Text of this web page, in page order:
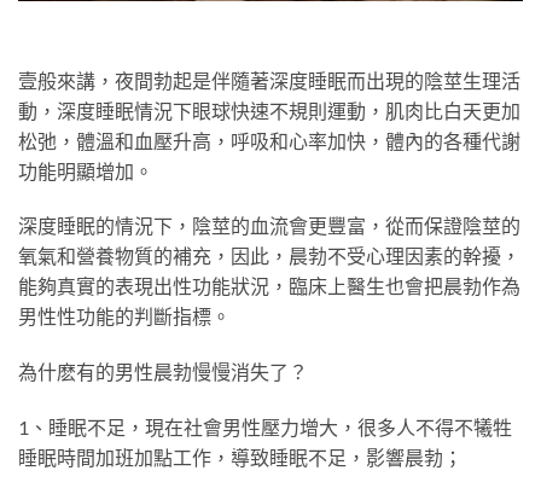
壹般來講，夜間勃起是伴隨著深度睡眠而出現的陰莖生理活
動，深度睡眠情況下眼球快速不規則運動，肌肉比白天更加
松弛，體溫和血壓升高，呼吸和心率加快，體內的各種代謝
功能明顯增加。
深度睡眠的情況下，陰莖的血流會更豐富，從而保證陰莖的
氧氣和營養物質的補充，因此，晨勃不受心理因素的幹擾，
能夠真實的表現出性功能狀況，臨床上醫生也會把晨勃作為
男性性功能的判斷指標。
為什麽有的男性晨勃慢慢消失了？
1、睡眠不足，現在社會男性壓力增大，很多人不得不犧牲
睡眠時間加班加點工作，導致睡眠不足，影響晨勃；